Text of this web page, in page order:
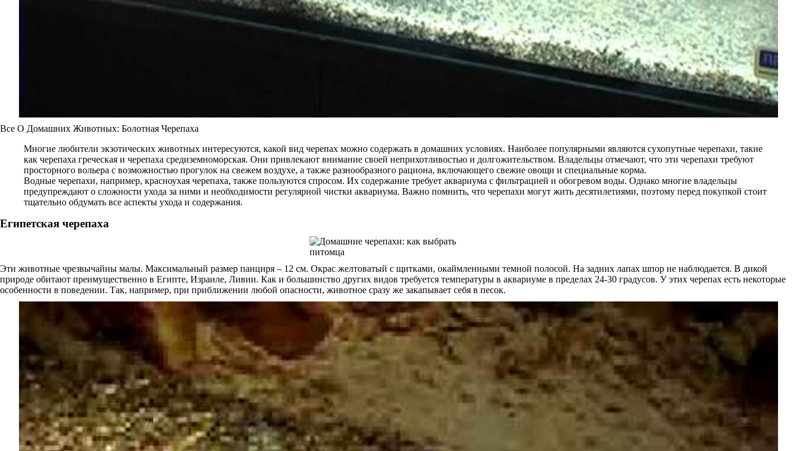
Все О Домашних Животных: Болотная Черепаха
Многие любители экзотических животных интересуются, какой вид черепах можно содержать в домашних условиях. Наиболее популярными являются сухопутные черепахи, такие
как черепаха греческая и черепаха средиземноморская. Они привлекают внимание своей неприхотливостью и долгожительством. Владельцы отмечают, что эти черепахи требуют
просторного вольера с возможностью прогулок на свежем воздухе, а также разнообразного рациона, включающего свежие овощи и специальные корма.
Водные черепахи, например, красноухая черепаха, также пользуются спросом. Их содержание требует аквариума с фильтрацией и обогревом воды. Однако многие владельцы
предупреждают о сложности ухода за ними и необходимости регулярной чистки аквариума. Важно помнить, что черепахи могут жить десятилетиями, поэтому перед покупкой стоит
тщательно обдумать все аспекты ухода и содержания.
Египетская черепаха
Эти животные чрезвычайны малы. Максимальный размер панциря – 12 см. Окрас желтоватый с щитками, окаймленными темной полосой. На задних лапах шпор не наблюдается. В дикой
природе обитают преимущественно в Египте, Израиле, Ливии. Как и большинство других видов требуется температуры в аквариуме в пределах 24-30 градусов. У этих черепах есть некоторые
особенности в поведении. Так, например, при приближении любой опасности, животное сразу же закапывает себя в песок.